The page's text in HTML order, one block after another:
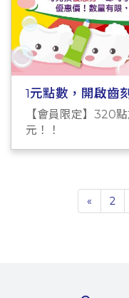
1元點數，開啟齒
【會員限定】320
元！！
« 2